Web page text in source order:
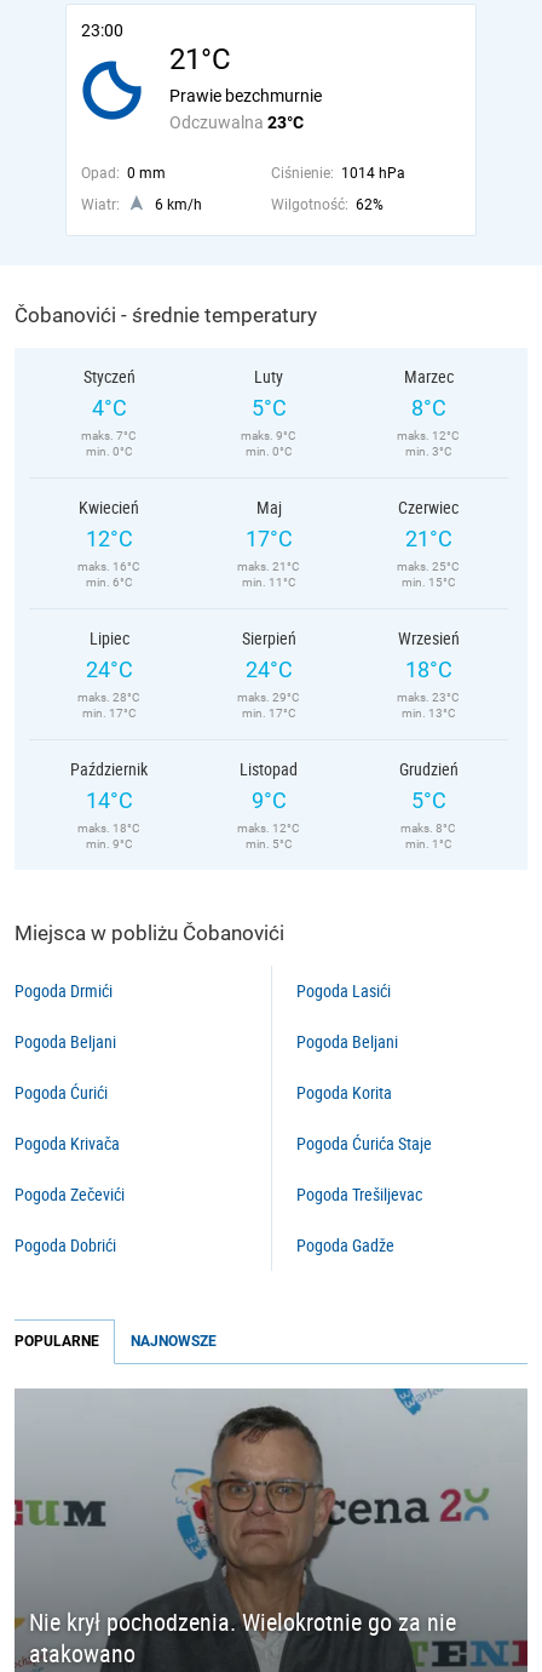
23:00
21°C
Odczuwalna 23°C
Prawie bezchmurnie
Opad: 0 mm Ciśnienie: 1014 hPa
Wiatr:
6 km/h Wilgotność: 62%
Čobanovići - średnie temperatury
Styczeń
4°C
maks. 7°C
min. 0°C
Luty
5°C
maks. 9°C
min. 0°C
Marzec
8°C
maks. 12°C
min. 3°C
Kwiecień
12°C
maks. 16°C
min. 6°C
Maj
17°C
maks. 21°C
min. 11°C
Czerwiec
21°C
maks. 25°C
min. 15°C
Lipiec
24°C
maks. 28°C
min. 17°C
Sierpień
24°C
maks. 29°C
min. 17°C
Wrzesień
18°C
maks. 23°C
min. 13°C
Październik
14°C
maks. 18°C
min. 9°C
Listopad
9°C
maks. 12°C
min. 5°C
Grudzień
5°C
maks. 8°C
min. 1°C
Miejsca w pobliżu Čobanovići
Pogoda Drmići
Pogoda Beljani
Pogoda Ćurići
Pogoda Krivača
Pogoda Zečevići
Pogoda Dobrići
Pogoda Lasići
Pogoda Beljani
Pogoda Korita
Pogoda Ćurića Staje
Pogoda Trešiljevac
Pogoda Gadže
POPULARNE NAJNOWSZE
Nie krył pochodzenia. Wielokrotnie go za nie
atakowano